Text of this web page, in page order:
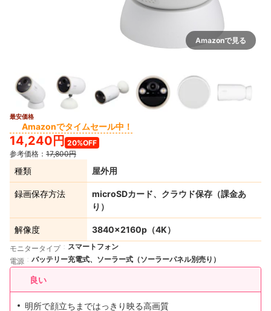
Amazonで見る
最安価格
Amazonでタイムセール中！
14,240円 20%OFF
参考価格： 17,800円
種類 屋外用
録画保存方法
microSDカード、クラウド保存（課金あ
り）
解像度 3840×2160p（4K）
モニタータイプ
スマートフォン
電源
バッテリー充電式、ソーラー式（ソーラーパネル別売り）
良い
明所で顔立ちまではっきり映る高画質